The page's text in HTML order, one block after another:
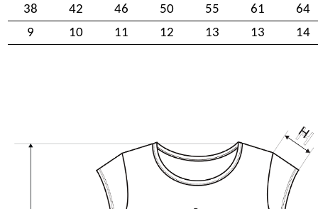
38
42 46 50 55 61
64
9
10 11 12 13 13 14